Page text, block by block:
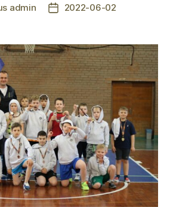
admin
Įrašo2022-06-02